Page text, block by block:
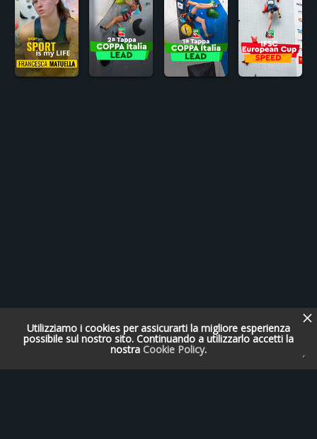
Utilizziamo i cookies per assicurarti la migliore esperienza
possibile sul nostro sito. Continuando a utilizzarlo accetti la
nostra Cookie Policy.